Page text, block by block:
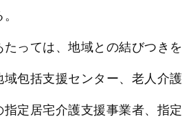
っては、地域との結びつきを
包括支援センター、老人介護
定居宅介護支援事業者、指定